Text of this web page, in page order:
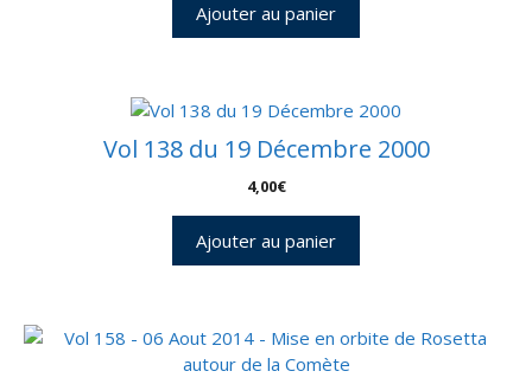
Ajouter au panier
Vol 138 du 19 Décembre 2000
4,00€
Ajouter au panier